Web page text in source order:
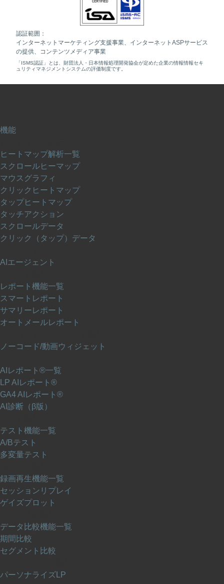
認証範囲：
インターネットマーケティング支援事業、インターネットASPサービス
の提供、コンテンツメディア事業
「ISMS認証」とは、財団法人・日本情報処理開発協会が定めた企業の情報情報セキ
ュリティマネジメントシステムの評価制度です。
機能
ヒートマップ解析一覧
スクロールヒーマップ
マウスグラフィ
クリックヒートマップ
タップヒートマップ
タッチアクション
スクロールデータ
クリック（タップ）データ
AIエージェント
レポート機能一覧
スマートレポート
サマリーレポート
オートメールレポート
ノーコード/動画ウィジェット
AIレポート®一覧
LP AIレポート®
GA4 AIレポート®
AI診断（β版）
テスト機能一覧
A/Bテスト
多変量テスト
録画再生機能一覧
セッションリプレイ
ゲイズプロット
データ比較機能一覧
期間比較
セグメント比較
パーソナライズLP